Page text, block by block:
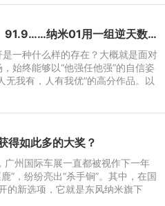
66.7、540、91.9……纳米01用一组逆天数据再次提升国民车的标准
一种什么样的存在？大概就是面对
始终能够以“他强任他强”的自信姿
无我有，人有我优”的高分作品。以
广州车展开启预售的纳米01，绝
得如此多的大奖？
广州国际车展一直都被视作下一年
”，纷纷亮出“杀手锏”。其中，在国
的新选项，它就是东风纳米旗下